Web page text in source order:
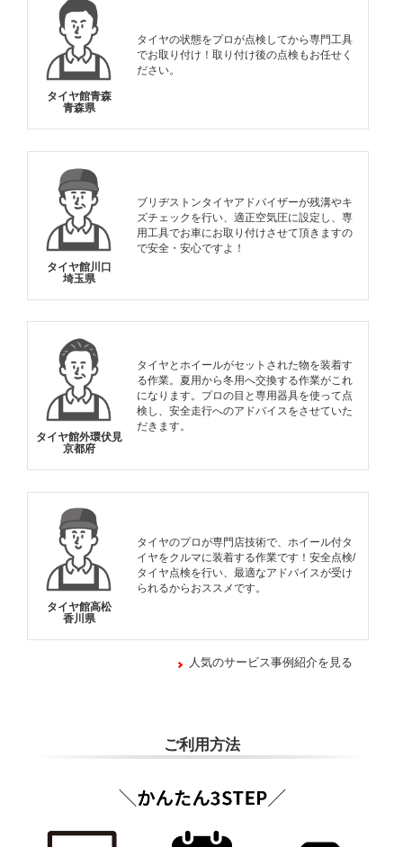
タイヤ館青森
青森県
タイヤの状態をプロが点検してから専門工具
でお取り付け！取り付け後の点検もお任せく
ださい。
タイヤ館川口
埼玉県
ブリヂストンタイヤアドバイザーが残溝やキ
ズチェックを行い、適正空気圧に設定し、専
用工具でお車にお取り付けさせて頂きますの
で安全・安心ですよ！
タイヤ館外環伏見
京都府
タイヤとホイールがセットされた物を装着す
る作業。夏用から冬用へ交換する作業がこれ
になります。プロの目と専用器具を使って点
検し、安全走行へのアドバイスをさせていた
だきます。
タイヤ館高松
香川県
タイヤのプロが専門店技術で、ホイール付タ
イヤをクルマに装着する作業です！安全点検/
タイヤ点検を行い、最適なアドバイスが受け
られるからおススメです。
人気のサービス事例紹介を見る
ご利用方法